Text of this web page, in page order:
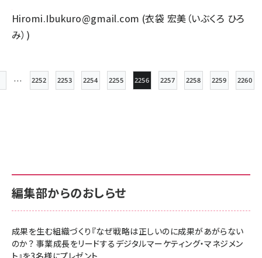
Hiromi.Ibukuro@gmail.com (衣袋 宏美（いぶくろ ひろ
み）)
頭ページ
… 2252 2253 2254 2255 2256 2257 2258 2259 2260
編集部からのおしらせ
成果を生む組織づくり『なぜ戦略は正しいのに成果があがらない
のか？ 事業成長をリードするデジタルマーケティング・マネジメン
ト』を3名様にプレゼント